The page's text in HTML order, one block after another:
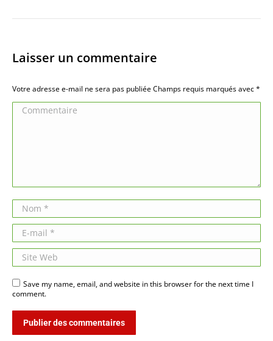
Laisser un commentaire
Votre adresse e-mail ne sera pas publiée Champs requis marqués avec*
Commentaire
Nom *
E-mail *
Site Web
Save my name, email, and website in this browser for the next time I
comment.
Publier des commentaires